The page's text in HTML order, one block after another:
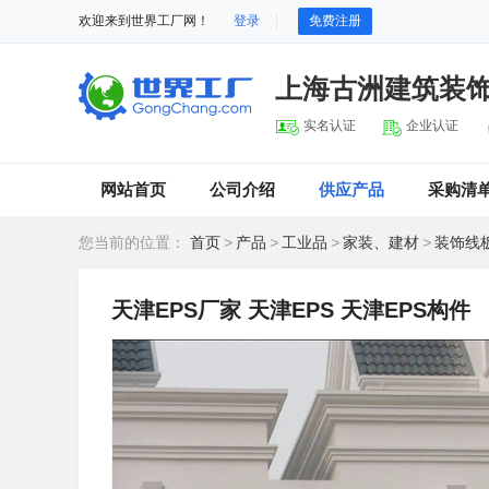
欢迎来到世界工厂网！ 登录 免费注册
上海古洲建筑装
实名认证 企业认证
网站首页 公司介绍 供应产品 采购清
您当前的位置： 首页 > 产品 > 工业品 >家装、建材 >装饰线
天津EPS厂家 天津EPS 天津EPS构件